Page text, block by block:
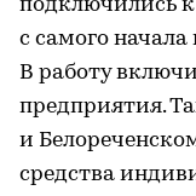
подключились
c самого
В работу
предприятия.
и
средства